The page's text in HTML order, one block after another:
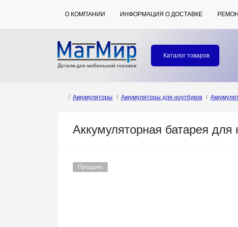
О КОМПАНИИ ИНФОРМАЦИЯ О ДОСТАВКЕ
Каталог товаров
Аккумуляторы Аккумуляторы для ноутбуков
Аккумуляторная батарея
Продано